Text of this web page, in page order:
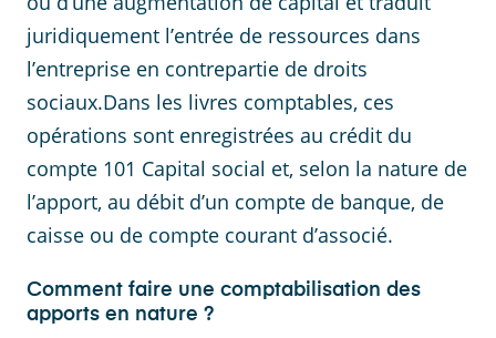
juridiquement l’entrée de ressources dans
l’entreprise en contrepartie de droits
sociaux.Dans les livres comptables, ces
opérations sont enregistrées au crédit du
compte 101 Capital social et, selon la nature de
l’apport, au débit d’un compte de banque, de
caisse ou de compte courant d’associé.
Comment faire une comptabilisation des
apports en nature ?